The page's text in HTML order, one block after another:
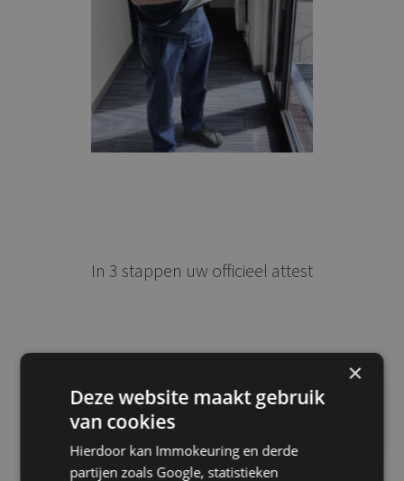
In 3 stappen uw officieel attest
FOD-erkend labo
De stalen worden geanalyseerd volgens strenge
normen.
×
Deze website maakt gebruik
van cookies
Hierdoor kan Immokeuring en derde
partijen zoals Google, statistieken